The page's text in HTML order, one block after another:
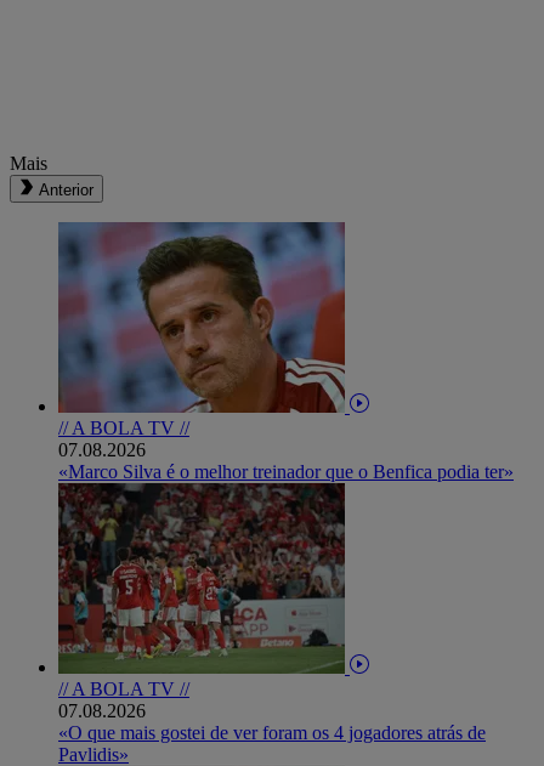
Mais
Anterior
// A BOLA TV //
07.08.2026
«Marco Silva é o melhor treinador que o Benfica podia ter»
// A BOLA TV //
07.08.2026
«O que mais gostei de ver foram os 4 jogadores atrás de
Pavlidis»